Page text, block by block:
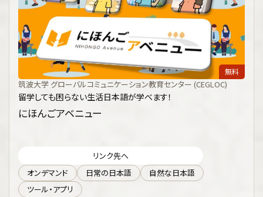
無料
筑波大学 グローバルコミュニケーション教育センター (CEGLOC)
留学しても困らない生活日本語が学べます！
にほんごアベニュー
リンク先へ
オンデマンド
日常の日本語
自然な日本語
ツール・アプリ